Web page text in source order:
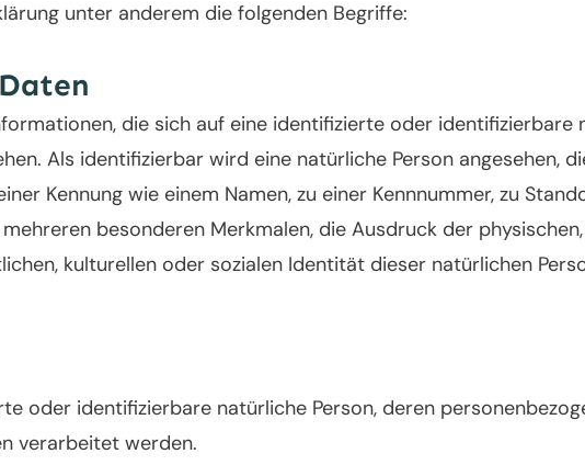
unter anderem die folgenden Begriffe:
die sich auf eine identifizierte oder identifizierbare
Als identifizierbar wird eine natürliche Person angesehen,
Kennung wie einem Namen, zu einer Kennnummer, zu
besonderen Merkmalen, die Ausdruck der
kulturellen oder sozialen Identität dieser natürlichen
oder identifizierbare natürliche Person, deren
verarbeitet werden.